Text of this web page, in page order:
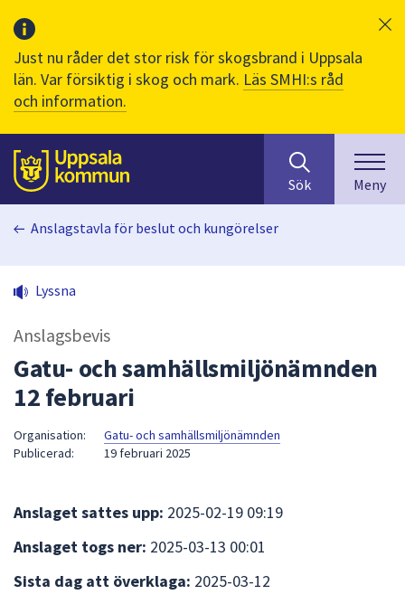
Just nu råder det stor risk för skogsbrand i Uppsala
län. Var försiktig i skog och mark. Läs SMHI:s råd
och information.
Till sidans
huvudinnehåll
efter
innehåll
på
webbplatsen.
sökfältet
kommer
att
presenteras
Använd
för
att
Sök Meny
Anslagstavla för beslut och kungörelser
Lyssna
Anslagsbevis
Gatu- och samhällsmiljönämnden
12 februari
Organisation:
Gatu- och samhällsmiljönämnden
Publicerad:
19 februari 2025
Anslaget sattes upp: 2025-02-19 09:19
Anslaget togs ner: 2025-03-13 00:01
Sista dag att överklaga: 2025-03-12